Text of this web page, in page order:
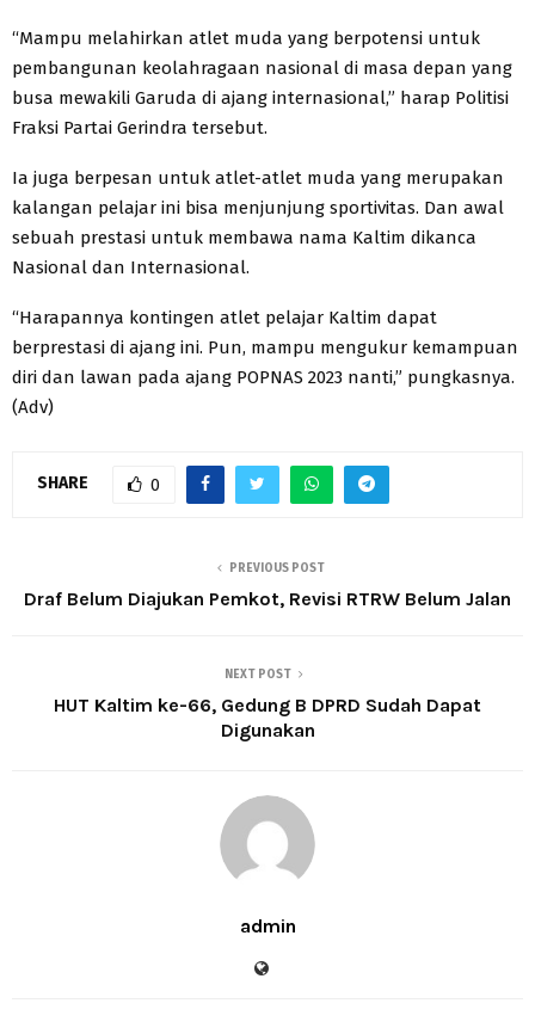
“Mampu melahirkan atlet muda yang berpotensi untuk
pembangunan keolahragaan nasional di masa depan yang
busa mewakili Garuda di ajang internasional,” harap Politisi
Fraksi Partai Gerindra tersebut.
Ia juga berpesan untuk atlet-atlet muda yang merupakan
kalangan pelajar ini bisa menjunjung sportivitas. Dan awal
sebuah prestasi untuk membawa nama Kaltim dikanca
Nasional dan Internasional.
“Harapannya kontingen atlet pelajar Kaltim dapat
berprestasi di ajang ini. Pun, mampu mengukur kemampuan
diri dan lawan pada ajang POPNAS 2023 nanti,” pungkasnya.
(Adv)
SHARE 0
PREVIOUS POST
Draf Belum Diajukan Pemkot, Revisi RTRW Belum Jalan
NEXT POST
HUT Kaltim ke-66, Gedung B DPRD Sudah Dapat
Digunakan
admin